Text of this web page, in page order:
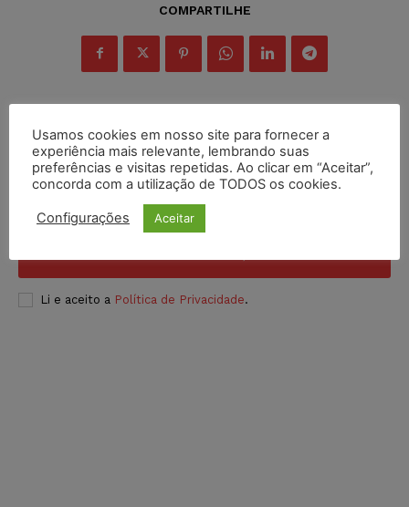
COMPARTILHE
Inscreva-se
Li e aceito a Política de Privacidade.
Usamos cookies em nosso site para fornecer a
experiência mais relevante, lembrando suas
preferências e visitas repetidas. Ao clicar em “Aceitar”,
concorda com a utilização de TODOS os cookies.
Configurações Aceitar